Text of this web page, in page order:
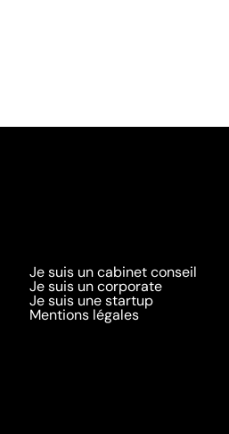
Je suis un cabinet conseil
Je suis un corporate
Je suis une startup
Mentions légales